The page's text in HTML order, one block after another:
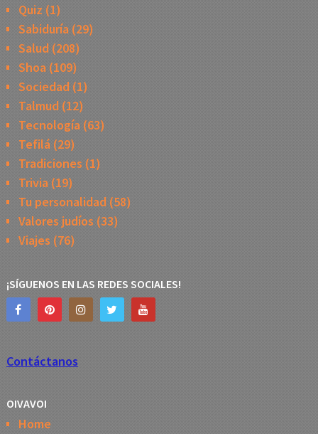
Quiz (1)
Sabiduría(29)
Salud (208)
Shoa(109)
Sociedad(1)
Talmud (12)
Tecnología(63)
Tefilá(29)
Tradiciones (1)
Trivia(19)
Tu personalidad(58)
Valores judíos (33)
Viajes (76)
¡SÍGUENOS EN LAS REDES SOCIALES!
Contáctanos
OIVAVOI
Home